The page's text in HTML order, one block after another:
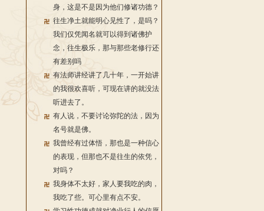
身，这是不是因为他们修诸功德？
往生净土就能明心见性了，是吗？
我们仅凭闻名就可以得到诸佛护
念，往生极乐，那与那些老修行还
有差别吗
有法师讲经讲了几十年，一开始讲
的我很欢喜听，可现在讲的就没法
听进去了。
有人说，不要讨论弥陀的法，因为
名号就是佛。
我曾经有过体悟，那也是一种信心
的表现，但那也不是往生的依凭，
对吗？
我身体不太好，家人要我吃的肉，
我吃了些。可心里有点不安。